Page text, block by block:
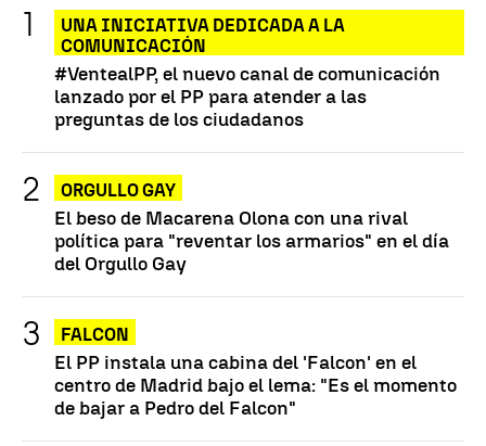
UNA INICIATIVA DEDICADA A LA
COMUNICACIÓN
#VentealPP, el nuevo canal de comunicación
lanzado por el PP para atender a las
preguntas de los ciudadanos
ORGULLO GAY
El beso de Macarena Olona con una rival
política para "reventar los armarios" en el día
del Orgullo Gay
FALCON
El PP instala una cabina del 'Falcon' en el
centro de Madrid bajo el lema: "Es el momento
de bajar a Pedro del Falcon"